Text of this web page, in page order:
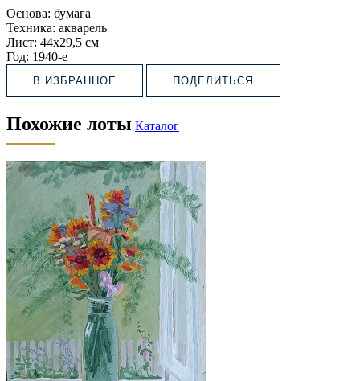
Основа: бумага
Техника: акварель
Лист: 44х29,5 см
Год: 1940-е
В ИЗБРАННОЕ ПОДЕЛИТЬСЯ
Похожие лоты Каталог